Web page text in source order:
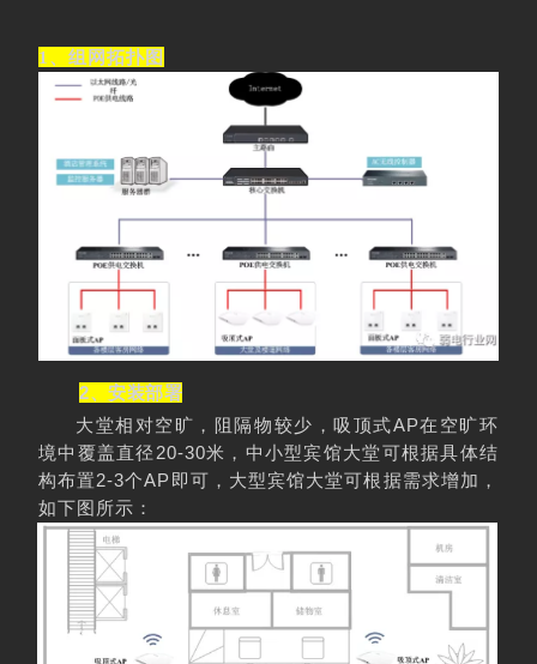
1、组网拓扑图
2、安装部署
大堂相对空旷，阻隔物较少，吸顶式AP在空旷环
境中覆盖直径 20-30米，中小型宾馆大堂可根据具体结
构布置2-3个AP 即可，大型宾馆大堂可根据需求增加，
如下图所示：